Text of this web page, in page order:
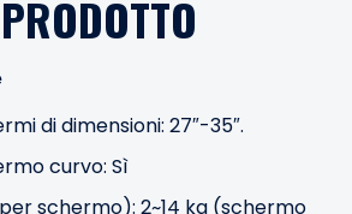
di dimensioni: 27″-35″.
curvo: Sì
schermo): 2~14 kg (schermo